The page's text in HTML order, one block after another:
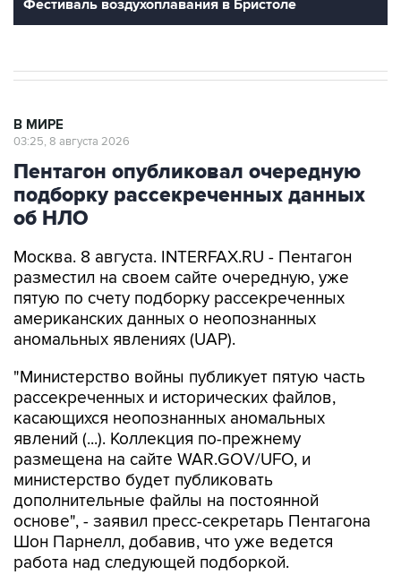
Фестиваль воздухоплавания в Бристоле
В МИРЕ
03:25, 8 августа 2026
Пентагон опубликовал очередную
подборку рассекреченных данных
об НЛО
Москва. 8 августа. INTERFAX.RU - Пентагон
разместил на своем сайте очередную, уже
пятую по счету подборку рассекреченных
американских данных о неопознанных
аномальных явлениях (UAP).
"Министерство войны публикует пятую часть
рассекреченных и исторических файлов,
касающихся неопознанных аномальных
явлений (...). Коллекция по-прежнему
размещена на сайте WAR.GOV/UFO, и
министерство будет публиковать
дополнительные файлы на постоянной
основе", - заявил пресс-секретарь Пентагона
Шон Парнелл, добавив, что уже ведется
работа над следующей подборкой.